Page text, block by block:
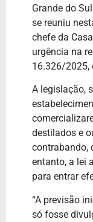
Grande do
se reuniu
chefe da
urgência na
16.326/2025,
A legislação,
destilados e
contrabando,
entanto, a lei
para entrar
“A previsão
só fosse